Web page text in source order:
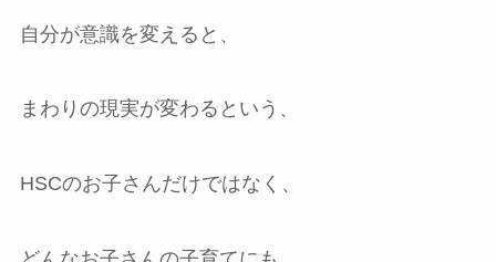
自分が意識を変えると、
まわりの現実が変わるという、
HSCのお子さんだけではなく、